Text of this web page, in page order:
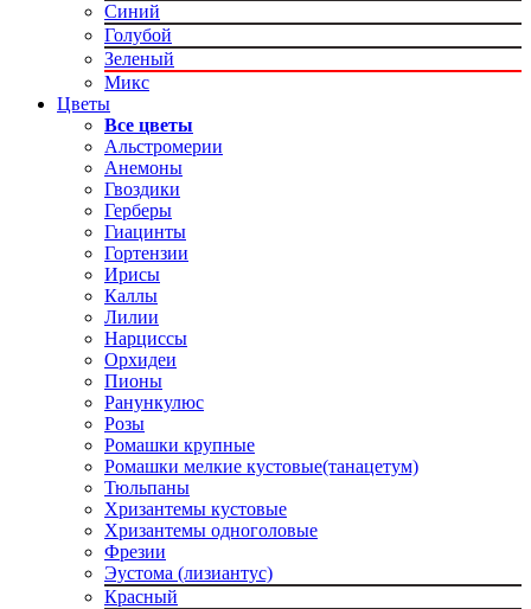
Синий
Голубой
Зеленый
Микс
Цветы
Все цветы
Альстромерии
Анемоны
Гвоздики
Герберы
Гиацинты
Гортензии
Ирисы
Каллы
Лилии
Нарциссы
Орхидеи
Пионы
Ранункулюс
Розы
Ромашки крупные
Ромашки мелкие кустовые(танацетум)
Тюльпаны
Хризантемы кустовые
Хризантемы одноголовые
Фрезии
Эустома (лизиантус)
Красный